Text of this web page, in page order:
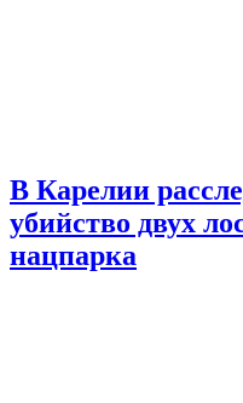
В Карелии
убийство двух
нацпарка